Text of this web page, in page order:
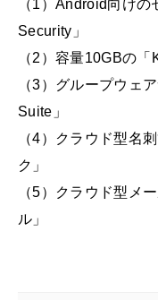
（1）Android向け
Security」
（2）容量10GBの「
（3）グループウェ
Suite」
（4）クラウド型名
ク」
（5）クラウド型メ
ル」